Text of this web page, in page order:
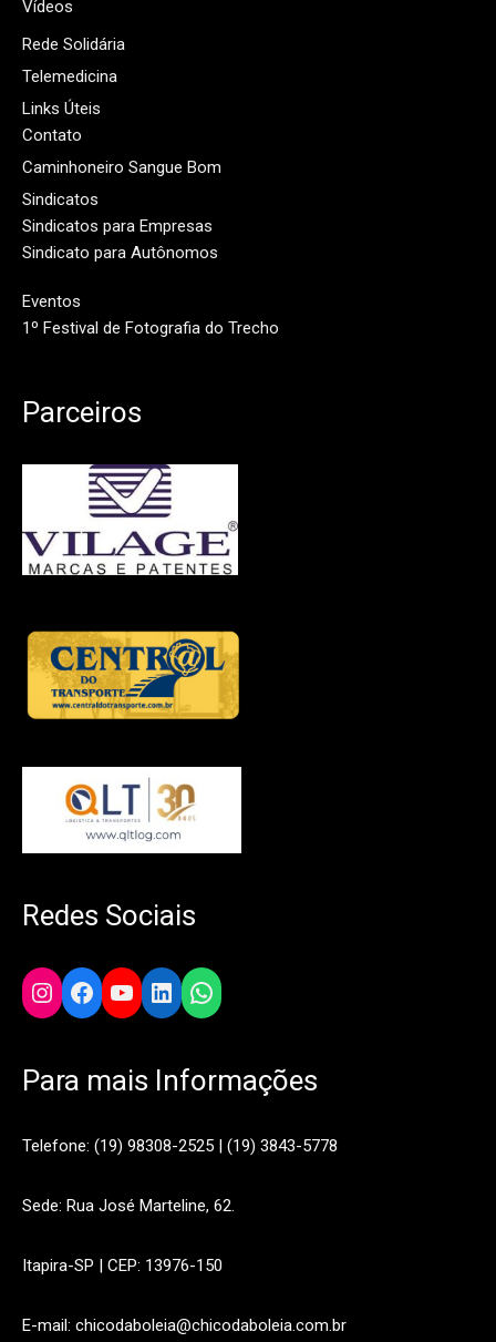
Vídeos
Rede Solidária
Telemedicina
Links Úteis
Contato
Caminhoneiro Sangue Bom
Sindicatos
Sindicatos para Empresas
Sindicato para Autônomos
Eventos
1º Festival de Fotografia do Trecho
Parceiros
Redes Sociais
Instagram
Facebook
YouTube
LinkedIn
WhatsApp
Para mais Informações
Telefone: (19) 98308-2525 | (19) 3843-5778
Sede: Rua José Marteline, 62.
Itapira-SP | CEP: 13976-150
E-mail: chicodaboleia@chicodaboleia.com.br